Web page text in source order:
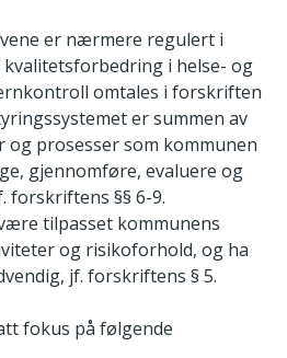
er nærmere regulert i
i helse- og
omtales i forskriften
er summen av
og prosesser som kommunen
gjennomføre, evaluere og
forskriftens §§ 6-9.
tilpasset kommunens
og risikoforhold, og ha
jf. forskriftens § 5.
fokus på følgende